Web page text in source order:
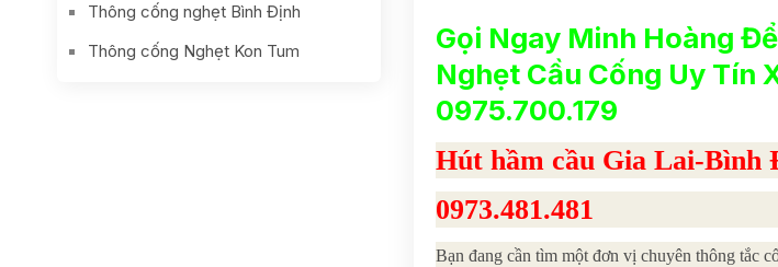
Thông cống nghẹt Bình Định
Thông cống Nghẹt Kon Tum
Gọi Ngay Minh Hoàng
Nghẹt Cầu Cống Uy Tín
0975.700.179
Hút hầm cầu Gia Lai-Bình
0973.481.481
Bạn đang cần tìm một đơn vị chuyên thông tắc